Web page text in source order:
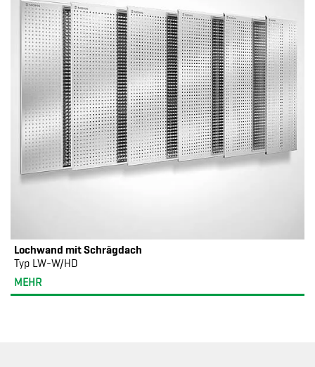
Lochwand mit Schrägdach
Typ LW-W/HD
MEHR